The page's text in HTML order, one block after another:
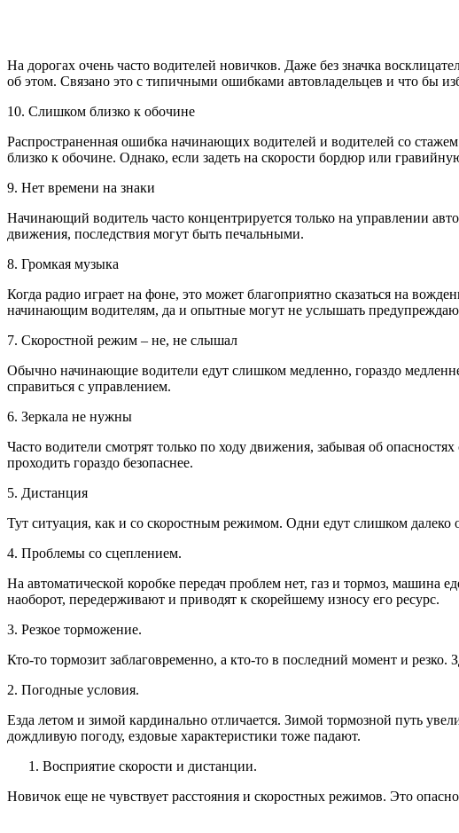
На дорогах очень часто водителей новичков. Даже без значка
об этом. Связано это с типичными ошибками автовладельцев и что бы
10. Слишком близко к обочине
Распространенная ошибка начинающих водителей и водителей со
близко к обочине. Однако, если задеть на скорости бордюр или
9. Нет времени на знаки
Начинающий водитель часто концентрируется только на управлении
движения, последствия могут быть печальными.
8. Громкая музыка
Когда радио играет на фоне, это может благоприятно сказаться на
начинающим водителям, да и опытные могут не услышать
7. Скоростной режим – не, не слышал
Обычно начинающие водители едут слишком медленно, гораздо
справиться с управлением.
6. Зеркала не нужны
Часто водители смотрят только по ходу движения, забывая об
проходить гораздо безопаснее.
5. Дистанция
Тут ситуация, как и со скоростным режимом. Одни едут слишком
4. Проблемы со сцеплением.
На автоматической коробке передач проблем нет, газ и тормоз, машина
наоборот, передерживают и приводят к скорейшему износу его ресурс.
3. Резкое торможение.
Кто-то тормозит заблаговременно, а кто-то в последний момент и резко.
2. Погодные условия.
Езда летом и зимой кардинально отличается. Зимой тормозной путь
дождливую погоду, ездовые характеристики тоже падают.
Восприятие скорости и дистанции.
Новичок еще не чувствует расстояния и скоростных режимов. Это